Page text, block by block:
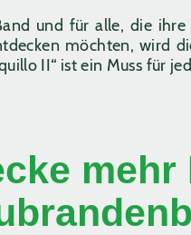
und für alle, die
möchten, wird
II“ ist ein Muss für